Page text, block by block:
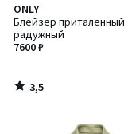
ONLY
Блейзер приталенный
радужный
7600 ₽
3,5
/ 5
3,5
/